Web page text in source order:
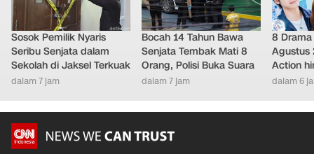
Sosok Pemilik Nyaris
Seribu Senjata dalam
Sekolah di Jaksel Terkuak
dalam 7 jam
Bocah 14 Tahun Bawa
Senjata Tembak Mati 8
Orang, Polisi Buka Suara
dalam 7 jam
8 Drama
Agustus
Action
dalam 6